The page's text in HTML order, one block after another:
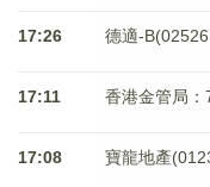
17:26 德適-
17:11 香港金管局
17:08 寶龍地產